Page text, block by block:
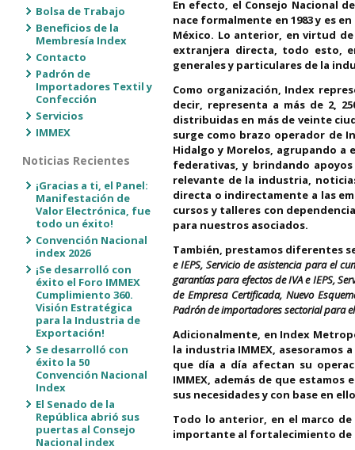
Bolsa de Trabajo
Beneficios de la
Membresía Index
Contacto
Padrón de
Importadores Textil y
Confección
Servicios
IMMEX
Noticias Recientes
¡Gracias a ti, el Panel:
Manifestación de
Valor Electrónica, fue
todo un éxito!
Convención Nacional
index 2026
¡Se desarrolló con
éxito el Foro IMMEX
Cumplimiento 360.
Visión Estratégica
para la Industria de
Exportación!
Se desarrolló con
éxito la 50
Convención Nacional
Index
El Senado de la
República abrió sus
puertas al Consejo
Nacional index
En efecto, el Consejo Nacional
nace formalmente en 1983 y es
México. Lo anterior, en virtud
extranjera directa, todo esto,
generales y particulares de la
Como organización, Index
decir, representa a más de 2,
distribuidas en más de veinte
surge como brazo operador de
Hidalgo y Morelos, agrupando a
federativas, y brindando
relevante de la industria,
directa o indirectamente a las
cursos y talleres con
para nuestros asociados.
También, prestamos diferentes
e IEPS, Servicio de asistencia para el
garantías para efectos de IVA e IEPS,
de Empresa Certificada, Nuevo
Padrón de importadores sectorial para
Adicionalmente, en Index
la industria IMMEX, asesoramos
que día a día afectan su
IMMEX, además de que
sus necesidades y con base en
Todo lo anterior, en el marco
importante al fortalecimiento de